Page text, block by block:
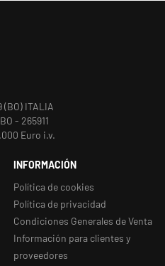
ITALIA
- 265911
Euro i.v.
INFORMACIÓN
Política de cookies
Política de privacidad
Condiciones Generales de Venta
Información para clientes y
proveedores